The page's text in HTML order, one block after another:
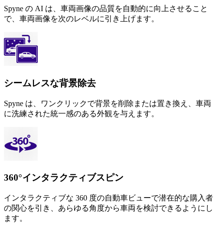
Spyne の AI は、車両画像の品質を自動的に向上させること
で、車両画像を次のレベルに引き上げます。
シームレスな背景除去
Spyne は、ワンクリックで背景を削除または置き換え、車両
に洗練された統一感のある外観を与えます。
360°インタラクティブスピン
インタラクティブな 360 度の自動車ビューで潜在的な購入者
の関心を引き、あらゆる角度から車両を検討できるようにし
ます。